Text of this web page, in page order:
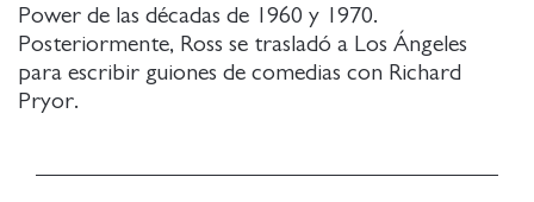
Power de las décadas de 1960 y 1970.
Posteriormente, Ross se trasladó a Los Ángeles
para escribir guiones de comedias con Richard
Pryor.